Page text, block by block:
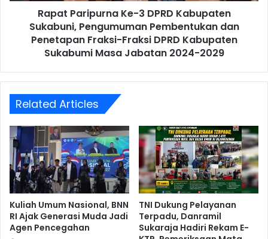
Rapat Paripurna Ke-3 DPRD Kabupaten
Sukabuni, Pengumuman Pembentukan dan
Penetapan Fraksi-Fraksi DPRD Kabupaten
Sukabumi Masa Jabatan 2024-2029
Related Articles
Kuliah Umum Nasional, BNN
RI Ajak Generasi Muda Jadi
Agen Pencegahan
TNI Dukung Pelayanan
Terpadu, Danramil
Sukaraja Hadiri Rekam E-